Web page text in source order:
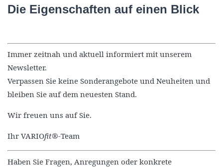
Die Eigenschaften auf einen Blick
Immer zeitnah und aktuell informiert mit unserem
Newsletter.
Verpassen Sie keine Sonderangebote und Neuheiten und
bleiben Sie auf dem neuesten Stand.
Wir freuen uns auf Sie.
Ihr VARIOfit®-Team
Haben Sie Fragen, Anregungen oder konkrete